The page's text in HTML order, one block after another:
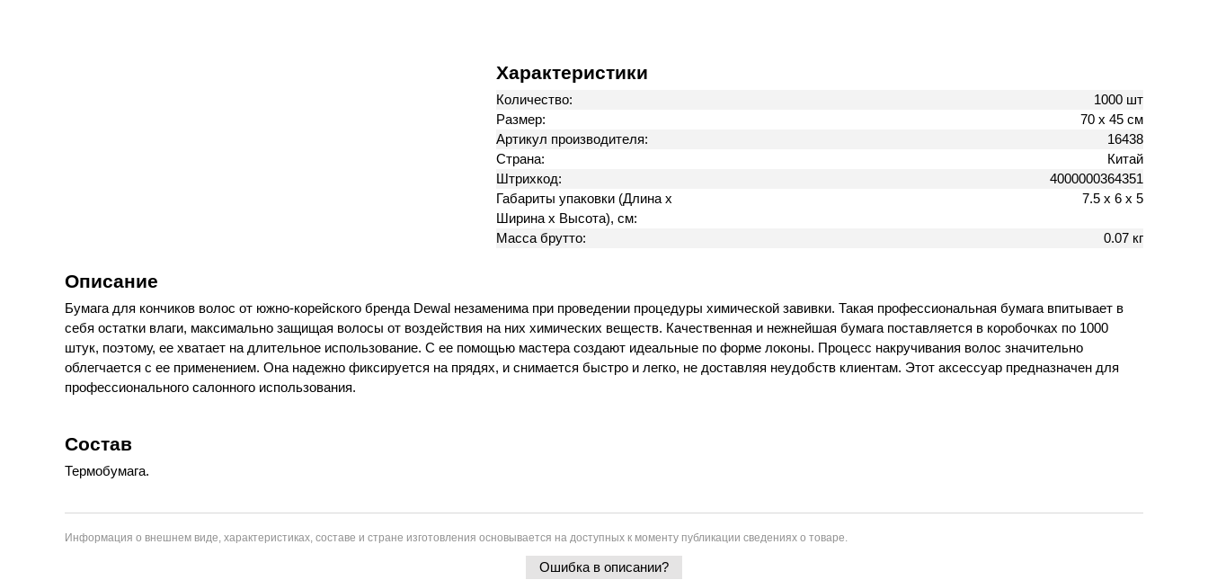
Характеристики
Количество:
1000 шт
Размер:
70 х 45 см
Артикул производителя:
16438
Страна:
Китай
Штрихкод:
4000000364351
Габариты упаковки (Длина х
Ширина х Высота), см:
7.5 х 6 х 5
Масса брутто: 0.07 кг
Описание
Бумага для кончиков волос от южно-корейского бренда Dewal незаменима при проведении процедуры химической завивки. Такая профессиональная бумага впитывает в
себя остатки влаги, максимально защищая волосы от воздействия на них химических веществ. Качественная и нежнейшая бумага поставляется в коробочках по 1000
штук, поэтому, ее хватает на длительное использование. С ее помощью мастера создают идеальные по форме локоны. Процесс накручивания волос значительно
облегчается с ее применением. Она надежно фиксируется на прядях, и снимается быстро и легко, не доставляя неудобств клиентам. Этот аксессуар предназначен для
профессионального салонного использования.
Состав
Термобумага.
Информация о внешнем виде, характеристиках, составе и стране изготовления основывается на доступных к моменту публикации сведениях о товаре.
Ошибка в описании?